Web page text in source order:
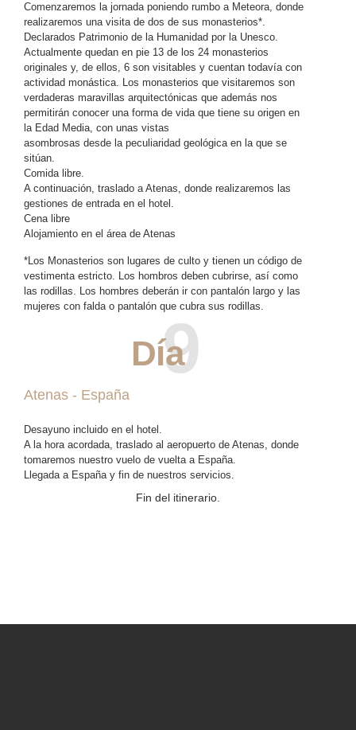
Comenzaremos la jornada poniendo rumbo a Meteora, donde
realizaremos una visita de dos de sus monasterios*.
Declarados Patrimonio de la Humanidad por la Unesco.
Actualmente quedan en pie 13 de los 24 monasterios
originales y, de ellos, 6 son visitables y cuentan todavía con
actividad monástica. Los monasterios que visitaremos son
verdaderas maravillas arquitectónicas que además nos
permitirán conocer una forma de vida que tiene su origen en
la Edad Media, con unas vistas
asombrosas desde la peculiaridad geológica en la que se
sitúan.
Comida libre.
A continuación, traslado a Atenas, donde realizaremos las
gestiones de entrada en el hotel.
Cena libre
Alojamiento en el área de Atenas
*Los Monasterios son lugares de culto y tienen un código de
vestimenta estricto. Los hombros deben cubrirse, así como
las rodillas. Los hombres deberán ir con pantalón largo y las
mujeres con falda o pantalón que cubra sus rodillas.
9
Día
Atenas - España
Desayuno incluido en el hotel.
A la hora acordada, traslado al aeropuerto de Atenas, donde
tomaremos nuestro vuelo de vuelta a España.
Llegada a España y fin de nuestros servicios.
Fin del itinerario.